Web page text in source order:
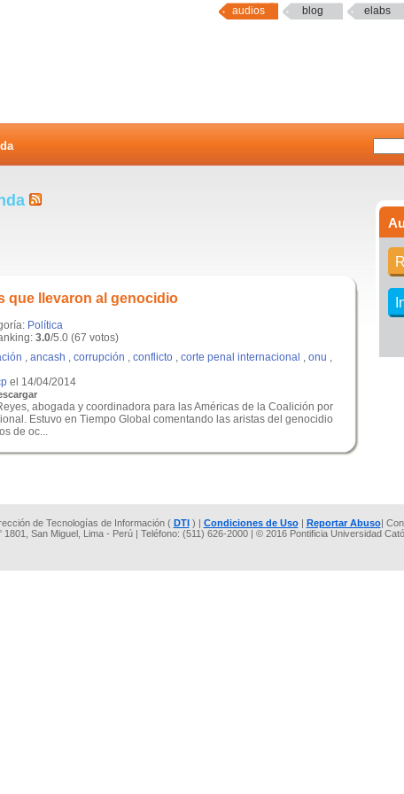
audios blog elabs
que llevaron al genocidio
Política
3.0/5.0 (67 votos)
, ancash , corrupción , conflicto , corte penal internacional , onu ,
el 14/04/2014
abogada y coordinadora para las Américas de la Coalición por
Estuvo en Tiempo Global comentando las aristas del genocidio
de oc...
de Tecnologías de Información ( DTI) | Condiciones de Uso| Reportar Abuso|
1801, San Miguel, Lima - Perú | Teléfono: (511) 626-2000 | © 2016 Pontificia Universidad